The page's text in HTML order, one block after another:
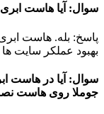
سوال: آیا هاست
پاسخ: بله. هاست
بهبود عملکر سایت
سوال: آیا در هاست
جوملا روی هاست